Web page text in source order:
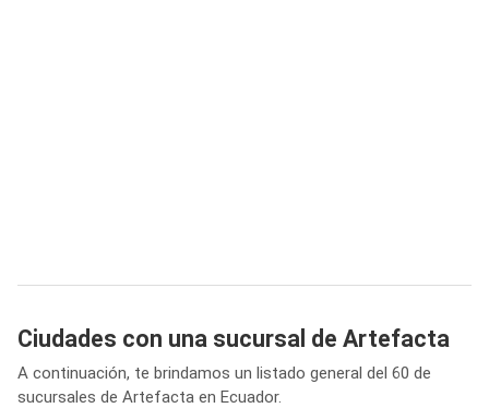
Ciudades con una sucursal de Artefacta
A continuación, te brindamos un listado general del 60 de
sucursales de Artefacta en Ecuador.